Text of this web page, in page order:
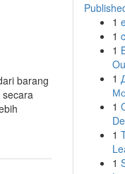
barang
secara
1
1
1
1
1
1
1